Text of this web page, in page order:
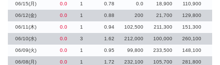
06/15(月) 0.0 1 0.78 0.0 18,900 110,900
06/12(金) 0.0 1 0.88 200 21,700 129,800
06/11(木) 0.0 1 0.94 102,500 211,300 151,300
06/10(水) 0.0 3 1.62 212,000 100,000 260,100
06/09(火) 0.0 1 0.95 99,800 233,500 148,100
06/08(月) 0.0 1 1.72 232,100 105,700 281,800